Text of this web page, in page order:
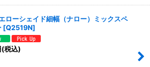
ローシェイド細幅（ナロー）ミックスペ
[Q2519N]
(税込)